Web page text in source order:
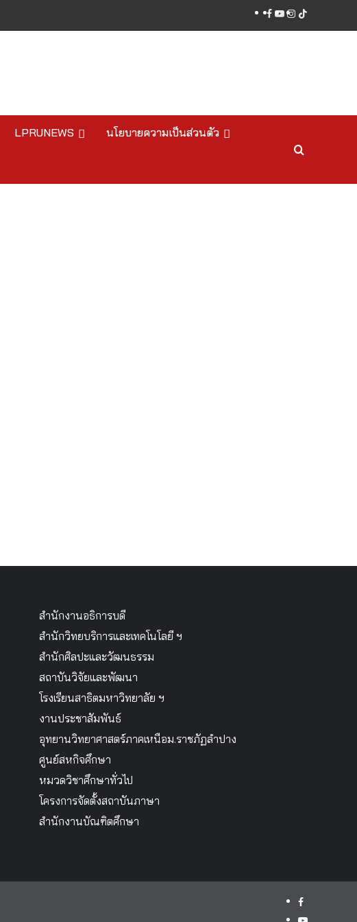
facebook
youtube
instagram
tiktok
LPRUNEWS นโยบายความเป็นส่วนตัว
สำนักงานอธิการบดี
สำนักวิทยบริการและเทคโนโลยี ฯ
สำนักศิลปะและวัฒนธรรม
สถาบันวิจัยและพัฒนา
โรงเรียนสาธิตมหาวิทยาลัย ฯ
งานประชาสัมพันธ์
อุทยานวิทยาศาสตร์ภาคเหนือม.ราชภัฏลำปาง
ศูนย์สหกิจศึกษา
หมวดวิชาศึกษาทั่วไป
โครงการจัดตั้งสถาบันภาษา
สำนักงานบัณฑิตศึกษา
facebook
youtube